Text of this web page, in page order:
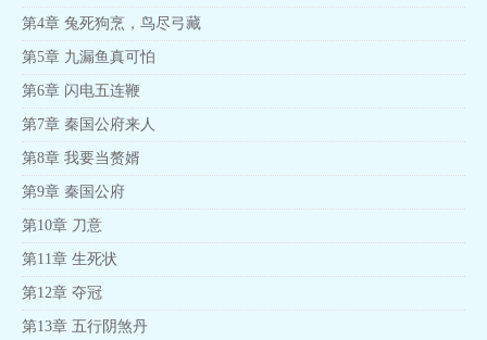
第4章 兔死狗烹，鸟尽弓藏
第5章 九漏鱼真可怕
第6章 闪电五连鞭
第7章 秦国公府来人
第8章 我要当赘婿
第9章 秦国公府
第10章 刀意
第11章 生死状
第12章 夺冠
第13章 五行阴煞丹